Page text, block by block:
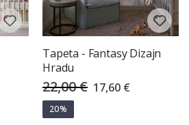
Tapeta - Fantasy Dizajn
Hradu
22,00 € Special
Price
17,60 €
20%